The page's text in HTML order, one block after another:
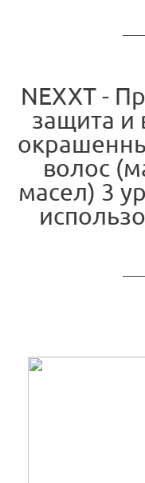
NEXXT -
защита и
волос
масел) 3